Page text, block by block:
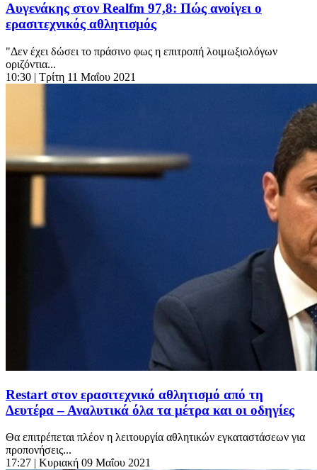
Αυγενάκης στον Realfm 97,8: Πώς ανοίγει ο
ερασιτεχνικός αθλητισμός
"Δεν έχει δώσει το πράσινο φως η επιτροπή λοιμωξιολόγων
οριζόντια...
10:30 | Τρίτη 11 Μαΐου 2021
Restart στον ερασιτεχνικό αθλητισμό από τη
Δευτέρα – Αναλυτικά όλα τα μέτρα και οι οδηγίες
Θα επιτρέπεται πλέον η λειτουργία αθλητικών εγκαταστάσεων για
προπονήσεις...
17:27 | Κυριακή 09 Μαΐου 2021